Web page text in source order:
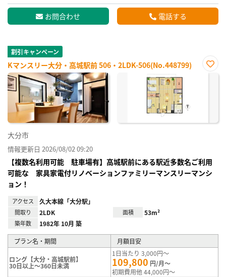
お問合わせ 電話する
割引キャンペーン
Kマンスリー大分・高城駅前 506・2LDK-506(No.448799)
お気
大分市
情報更新日 2026/08/02 09:20
【複数名利用可能 駐車場有】高城駅前にある駅近多数名ご利用
可能な 家具家電付リノベーションファミリーマンスリーマンシ
ョン！
アクセス 久大本線「大分駅」
間取り 2LDK 面積 53m²
築年数 1982年 10月 築
プラン名・期間 月額目安
ロング【大分・高城駅前】
30日以上～360日未満
1日当たり 3,000円～
109,800 円/月～
初期費用他 44,000円～